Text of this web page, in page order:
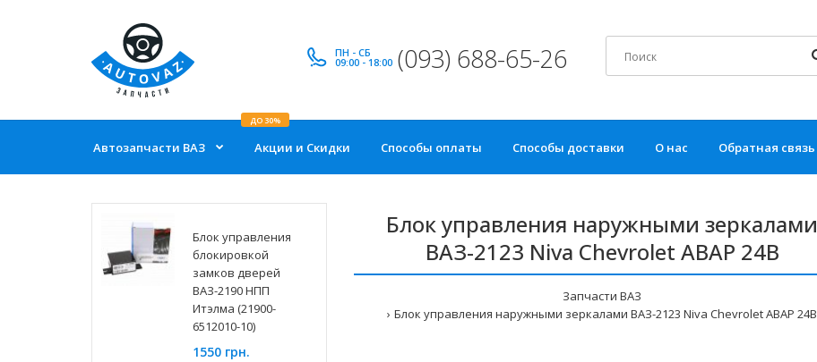
ПН - СБ
09:00 - 18:00 (093) 688-65-26
Автозапчасти ВАЗ Акции и Скидки
ДО 30%
Способы оплаты Способы доставки О нас Обратная связь
Блок управления
блокировкой
замков дверей
ВАЗ-2190 НПП
Итэлма (21900-
6512010-10)
1550 грн.
Блок управления наружными зеркалами
ВАЗ-2123 Niva Chevrolet АВАР 24В
Запчасти ВАЗ
Блок управления наружными зеркалами ВАЗ-2123 Niva Chevrolet АВАР 24В